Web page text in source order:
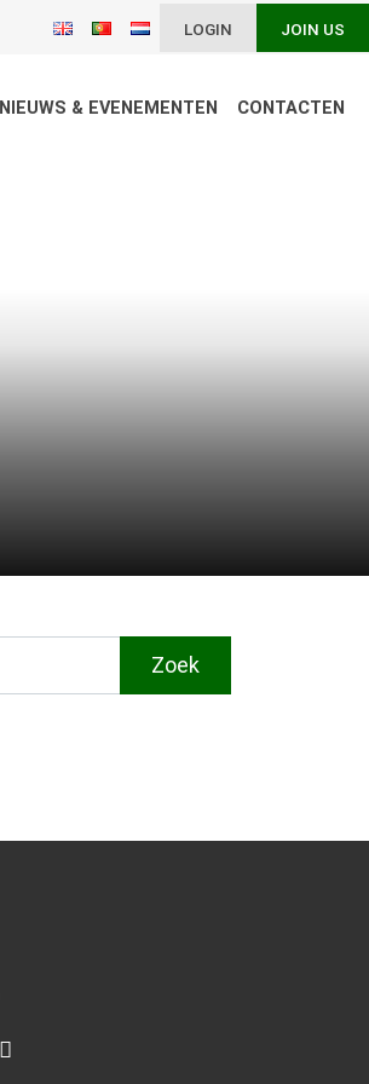
LOGIN JOIN US
NIEUWS & EVENEMENTEN CONTACTEN